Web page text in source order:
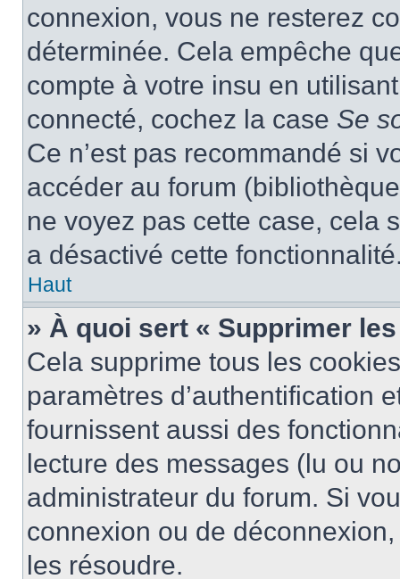
connexion, vous ne resterez
déterminée. Cela empêche
compte à votre insu en
connecté, cochez la case Se
Ce n’est pas recommandé si
accéder au forum
ne voyez pas cette case, cela
a désactivé cette
Haut
» À quoi sert « Supprimer
Cela supprime tous les
paramètres d’authentification
fournissent aussi des
lecture des messages (lu ou
administrateur du forum. Si
connexion ou de
les résoudre.